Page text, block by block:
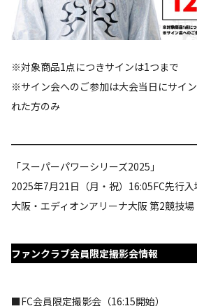
※対象商品1点につきサインは1つまで
※サイン会へのご参加は大会当日にサイ
れた方のみ
「スーパーパワーシリーズ2025」
2025年7月21日（月・祝）16:05FC先行
大阪・エディオンアリーナ大阪 第2競技場
ファンクラブ会員限定撮影会情報
■FC会員限定撮影会（16:15開始）